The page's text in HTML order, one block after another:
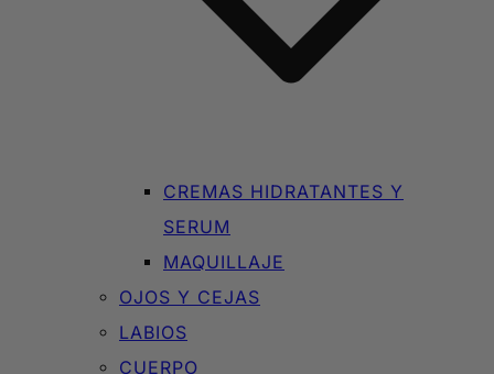
CREMAS HIDRATANTES Y
SERUM
MAQUILLAJE
OJOS Y CEJAS
LABIOS
CUERPO